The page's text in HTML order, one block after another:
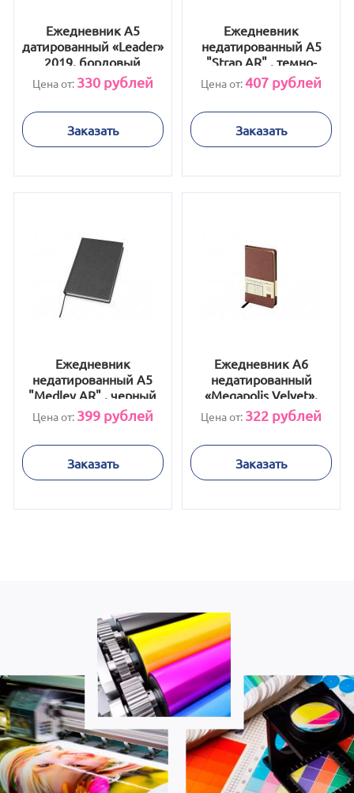
Ежедневник А5
датированный «Leader»
2019, бордовый
Цена от: 330рублей
Заказать
Ежедневник
недатированный А5
"Strap AR" , темно-
синий
Цена от:407 рублей
Заказать
Ежедневник
недатированный А5
"Medley AR" , черный
Цена от: 399рублей
Заказать
Ежедневник А6
недатированный
«Megapolis Velvet»,
коричневый
Цена от: 322 рублей
Заказать